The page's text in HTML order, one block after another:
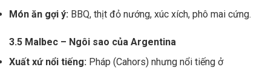
Món ăn gợi ý: BBQ, thịt đỏ nướng, xúc xích, phô mai cứng.
3.5 Malbec – Ngôi sao của Argentina
Xuất xứ nổi tiếng: Pháp (Cahors) nhưng nổi tiếng ở